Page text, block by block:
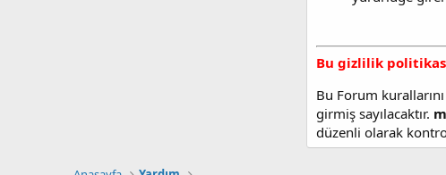
Bu gizlilik
Bu Forum
girmiş sayılacaktır.
düzenli olarak